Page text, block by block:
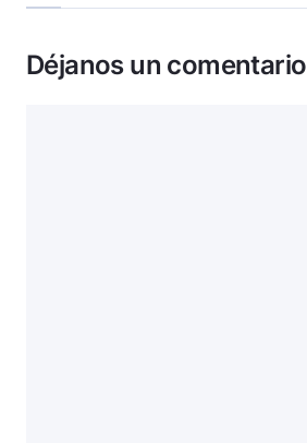
Déjanos un comentario